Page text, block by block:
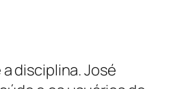
disciplina. José